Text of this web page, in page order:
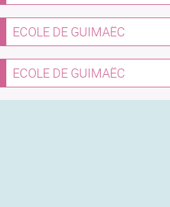
ECOLE DE GUIMAËC
ECOLE DE GUIMAËC